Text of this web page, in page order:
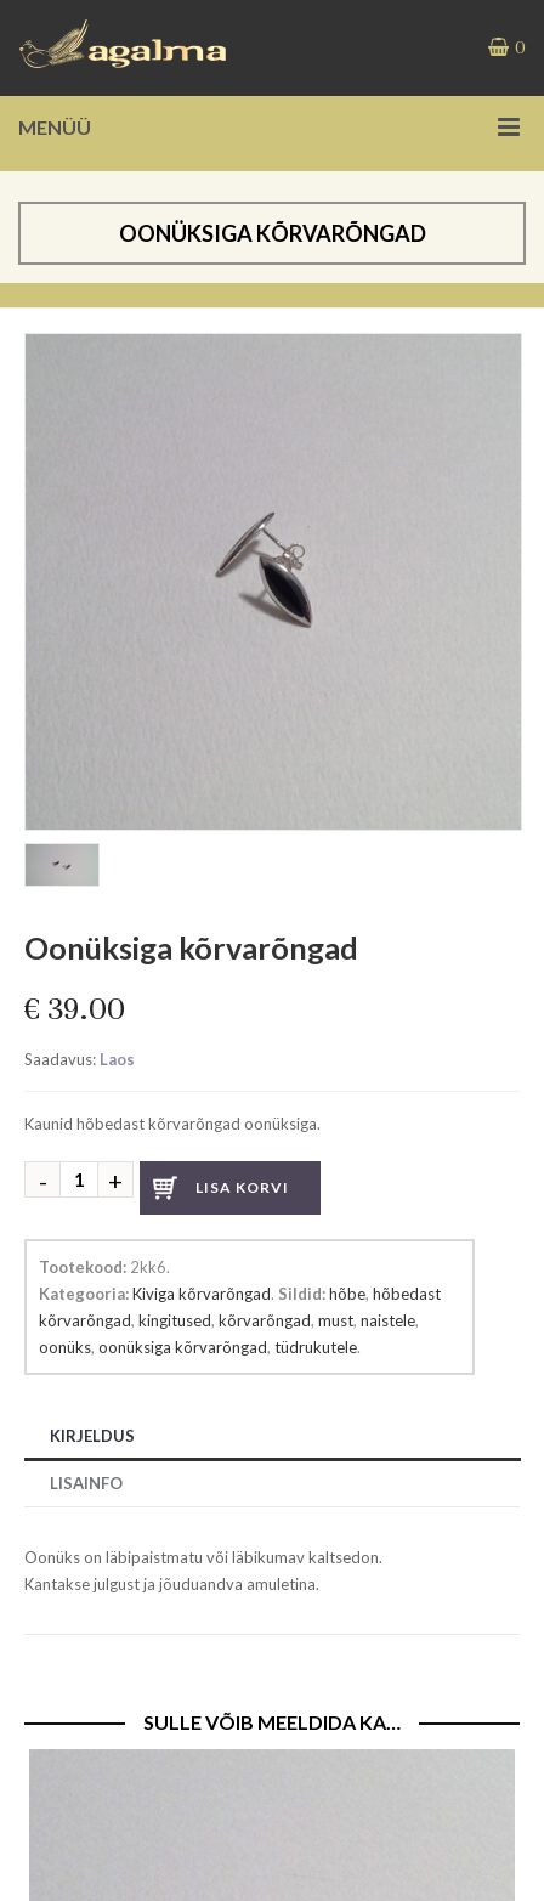
0
MENÜÜ
OONÜKSIGA KÕRVARÕNGAD
Oonüksiga kõrvarõngad
€ 39.00
Saadavus: Laos
Kaunid hõbedast kõrvarõngad oonüksiga.
Oonüksiga
kõrvarõngad
LISA KORVI
Tootekood: 2kk6.
Kategooria:Kiviga kõrvarõngad. Sildid:hõbe, hõbedast
kõrvarõngad, kingitused, kõrvarõngad, must, naistele,
oonüks, oonüksiga kõrvarõngad, tüdrukutele.
KIRJELDUS
LISAINFO
Oonüks on läbipaistmatu või läbikumav kaltsedon.
Kantakse julgust ja jõuduandva amuletina.
SULLE VÕIB MEELDIDA KA…